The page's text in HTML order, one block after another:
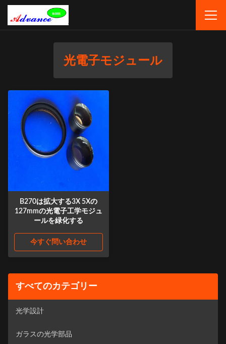
光電子モジュール
B270は拡大する3X 5Xの
127mmの光電子工学モジュ
ールを緑化する
今すぐ問い合わせ
すべてのカテゴリー
光学設計
ガラスの光学部品